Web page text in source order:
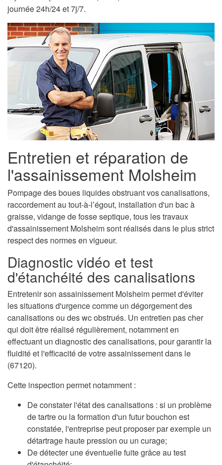
journée 24h/24 et 7j/7.
Entretien et réparation de
l'assainissement Molsheim
Pompage des boues liquides obstruant vos canalisations,
raccordement au tout-à-l’égout, installation d'un bac à
graisse, vidange de fosse septique, tous les travaux
d'assainissement Molsheim sont réalisés dans le plus strict
respect des normes en vigueur.
Diagnostic vidéo et test
d'étanchéité des canalisations
Entretenir son assainissement Molsheim permet d'éviter
les situations d'urgence comme un dégorgement des
canalisations ou des wc obstrués. Un entretien pas cher
qui doit être réalisé régulièrement, notamment en
effectuant un diagnostic des canalisations, pour garantir la
fluidité et l'efficacité de votre assainissement dans le
(67120).
Cette inspection permet notamment :
De constater l'état des canalisations : si un problème
de tartre ou la formation d'un futur bouchon est
constatée, l'entreprise peut proposer par exemple un
détartrage haute pression ou un curage;
De détecter une éventuelle fuite grâce au test